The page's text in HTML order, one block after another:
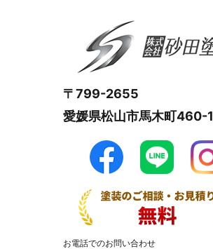
〒799-2655
愛媛県松山市馬木町460-1
お電話でのお問い合わせ